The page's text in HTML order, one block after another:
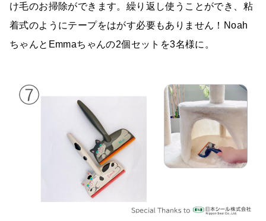
け毛のお掃除ができます。繰り返し使うことができ、粘
着式のようにテープをはがす必要もありません！Noah
ちゃんとEmmaちゃんの2個セットを3名様に。